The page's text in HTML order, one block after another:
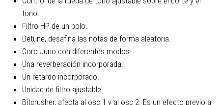
tono.
Filtro HP de un polo.
Detune, desafina las notas de forma aleatoria.
Coro Juno con diferentes modos.
Una reverberación incorporada.
Un retardo incorporado.
Unidad de filtro ajustable.
Bitcrusher, afecta al osc 1 y al osc 2. Es un efecto previo a